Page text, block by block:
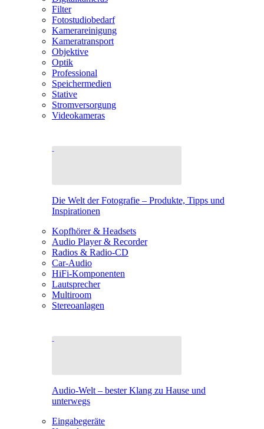
Filter
Fotostudiobedarf
Kamerareinigung
Kameratransport
Objektive
Optik
Professional
Speichermedien
Stative
Stromversorgung
Videokameras
Die Welt der Fotografie – Produkte, Tipps und
Inspirationen
Kopfhörer & Headsets
Audio Player & Recorder
Radios & Radio-CD
Car-Audio
HiFi-Komponenten
Lautsprecher
Multiroom
Stereoanlagen
Audio-Welt – bester Klang zu Hause und
unterwegs
Eingabegeräte